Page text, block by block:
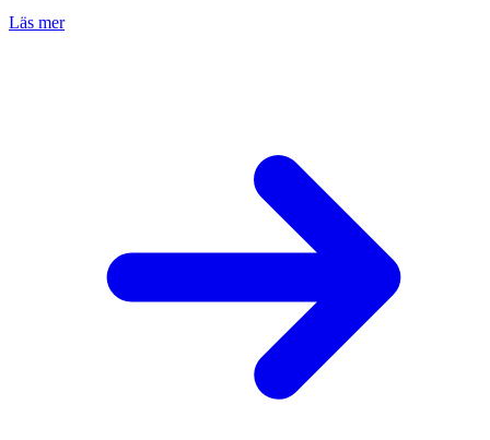
Läs mer